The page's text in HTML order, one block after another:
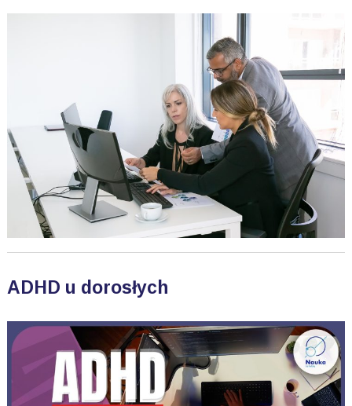
ADHD u dorosłych